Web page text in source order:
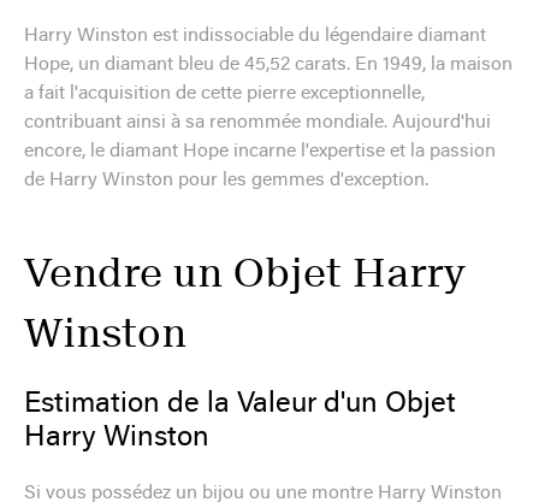
Harry Winston est indissociable du légendaire diamant
Hope, un diamant bleu de 45,52 carats. En 1949, la maison
a fait l'acquisition de cette pierre exceptionnelle,
contribuant ainsi à sa renommée mondiale. Aujourd'hui
encore, le diamant Hope incarne l'expertise et la passion
de Harry Winston pour les gemmes d'exception.
Vendre un Objet Harry
Winston
Estimation de la Valeur d'un Objet
Harry Winston
Si vous possédez un bijou ou une montre Harry Winston